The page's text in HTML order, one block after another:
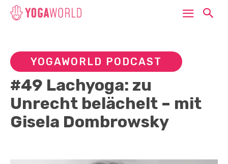
YOGAWORLD PODCAST
#49 Lachyoga: zu
Unrecht belächelt – mit
Gisela Dombrowsky